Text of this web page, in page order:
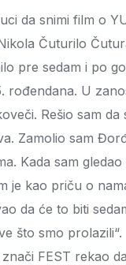
da snimi film o
Čuturilo
pre sedam i po
U
Rešio sam
Zamolio sam
Kada sam gledao
je kao priču o
da će to biti
što smo prolazili“.
FEST rekao